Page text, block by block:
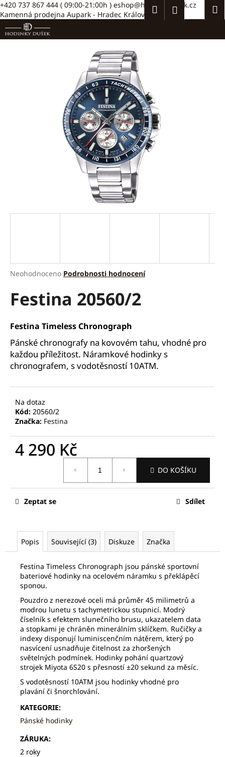
Přejít
na
+420 737 867 444 ( 09:00-21:00h ) eshop@hodinkydusek.cz
Kamenná prodejna Aupark - Hradec Králové >>
HledatPřihlášení
Průměrné
produktu
je
z
5
hvězdiček.
Neohodnoceno Podrobnosti hodnocení
Festina 20560/2
Festina Timeless Chronograph
Pánské chronografy na kovovém tahu, vhodné pro
každou příležitost. Náramkové hodinky s
chronografem, s vodotěsností 10ATM.
Na dotaz
Kód: 20560/2
Značka: Festina
4 290 Kč
DO KOŠÍKU
Zeptat se Sdílet
Popis Související (3) Diskuze Značka
Festina Timeless Chronograph jsou pánské sportovní
bateriové hodinky na ocelovém náramku s překlápěcí
sponou.
Pouzdro z nerezové oceli má průměr 45 milimetrů a
modrou lunetu s tachymetrickou stupnicí. Modrý
číselník s efektem slunečního brusu, ukazatelem data
a stopkami je chráněn minerálním sklíčkem. Ručičky a
indexy disponují luminiscenčním nátěrem, který po
nasvícení usnadňuje čitelnost za zhoršených
světelných podmínek. Hodinky pohání quartzový
strojek Miyota 6S20 s přesností ±20 sekund za měsíc.
S vodotěsností 10ATM jsou hodinky vhodné pro
plavání či šnorchlování.
KATEGORIE:
Pánské hodinky
ZÁRUKA:
2 roky
K
o
š
í
Zpět
Zpět
e
í
t
?
HLEDAT
D
o
p
o
e
m
FREDERIQUE
CONSTANT
FC-
292MG5B6B
810
Původně:
300